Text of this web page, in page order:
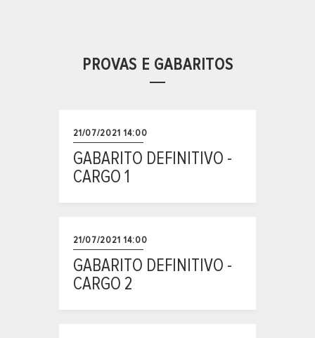
PROVAS E GABARITOS
21/07/2021 14:00
GABARITO DEFINITIVO -
CARGO 1
21/07/2021 14:00
GABARITO DEFINITIVO -
CARGO 2